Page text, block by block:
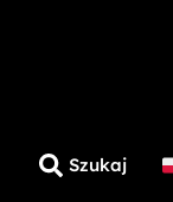
Szukaj